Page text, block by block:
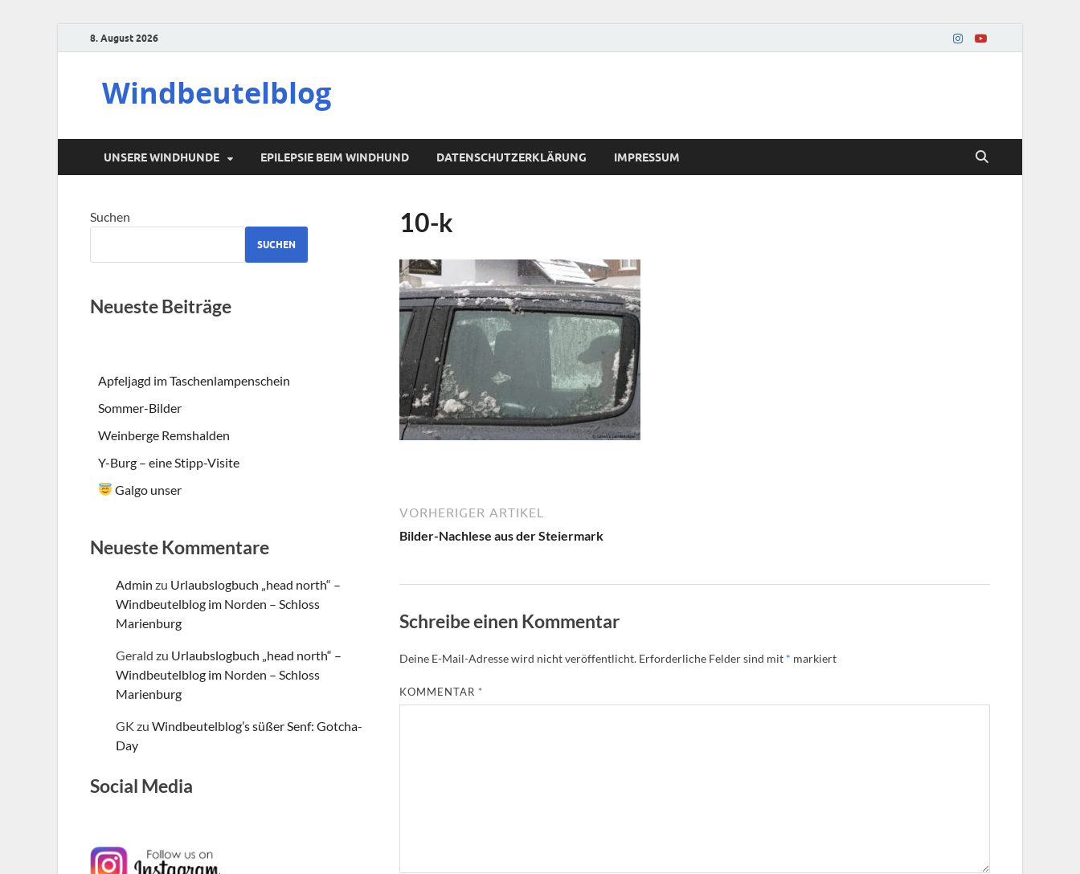
8. August 2026
Windbeutelblog
UNSERE WINDHUNDE EPILEPSIE BEIM WINDHUND DATENSCHUTZERKLÄRUNG IMPRESSUM
10-k
VORHERIGER ARTIKEL
Bilder-Nachlese aus der Steiermark
Schreibe einen Kommentar
Deine E-Mail-Adresse wird nicht veröffentlicht. Erforderliche Felder sind mit * markiert
KOMMENTAR *
Suchen
SUCHEN
Neueste Beiträge
Apfeljagd im Taschenlampenschein
Sommer-Bilder
Weinberge Remshalden
Y-Burg – eine Stipp-Visite
Galgo unser
Neueste Kommentare
Admin zu Urlaubslogbuch „head north“ –
Windbeutelblog im Norden – Schloss
Marienburg
Gerald zu Urlaubslogbuch „head north“ –
Windbeutelblog im Norden – Schloss
Marienburg
GK zu Windbeutelblog’s süßer Senf: Gotcha-
Day
Social Media